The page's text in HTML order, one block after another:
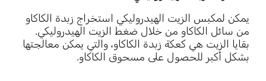
يمكن لمكبس الزيت الهيدروليكي استخراج زبدة الكاكاو
من سائل الكاكاو من خلال ضغط الزيت الهيدروليكي.
بقايا الزيت هي كعكة زبدة الكاكاو، والتي يمكن معالجتها
بشكل أكبر للحصول على مسحوق الكاكاو.